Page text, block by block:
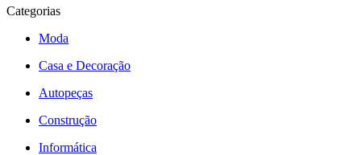
Categorias
Moda
Casa e Decoração
Autopeças
Construção
Informática